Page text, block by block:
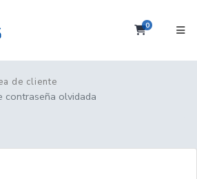
0Carrito
de cliente
contraseña olvidada